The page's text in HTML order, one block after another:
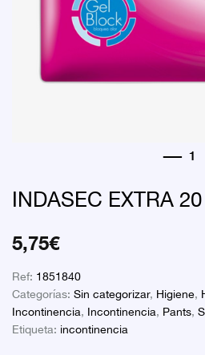
INDASEC EXTRA 20
5,75€
Ref: 1851840
Categorías: Sin categorizar, Higiene,
Incontinencia, Incontinencia, Pants,
Etiqueta: incontinencia